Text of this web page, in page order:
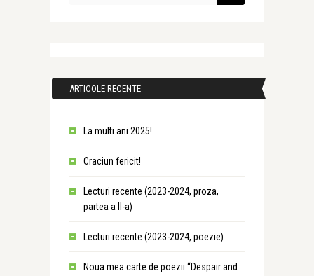
ARTICOLE RECENTE
La multi ani 2025!
Craciun fericit!
Lecturi recente (2023-2024, proza,
partea a II-a)
Lecturi recente (2023-2024, poezie)
Noua mea carte de poezii “Despair and